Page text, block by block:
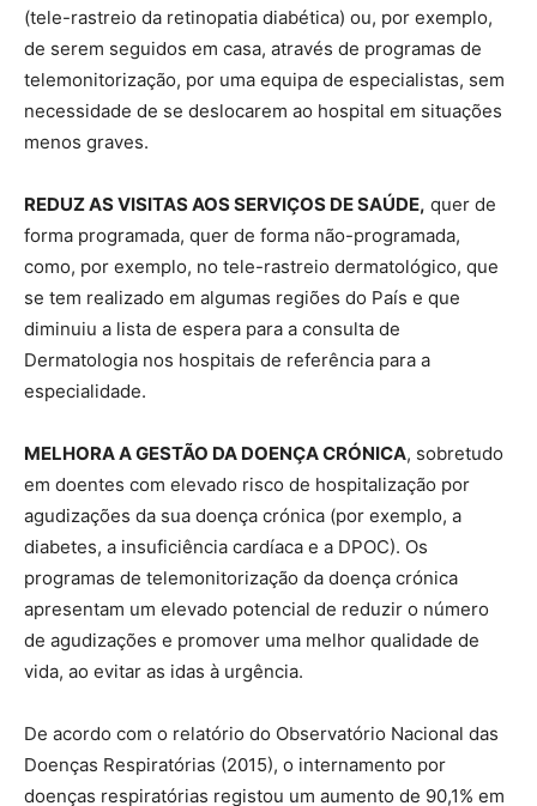
(tele-rastreio da retinopatia diabética) ou, por exemplo,
de serem seguidos em casa, através de programas de
telemonitorização, por uma equipa de especialistas, sem
necessidade de se deslocarem ao hospital em situações
menos graves.
REDUZ AS VISITAS AOS SERVIÇOS DE SAÚDE, quer de
forma programada, quer de forma não-programada,
como, por exemplo, no tele-rastreio dermatológico, que
se tem realizado em algumas regiões do País e que
diminuiu a lista de espera para a consulta de
Dermatologia nos hospitais de referência para a
especialidade.
MELHORA A GESTÃO DA DOENÇA CRÓNICA, sobretudo
em doentes com elevado risco de hospitalização por
agudizações da sua doença crónica (por exemplo, a
diabetes, a insuficiência cardíaca e a DPOC). Os
programas de telemonitorização da doença crónica
apresentam um elevado potencial de reduzir o número
de agudizações e promover uma melhor qualidade de
vida, ao evitar as idas à urgência.
De acordo com o relatório do Observatório Nacional das
Doenças Respiratórias (2015), o internamento por
doenças respiratórias registou um aumento de 90,1% em